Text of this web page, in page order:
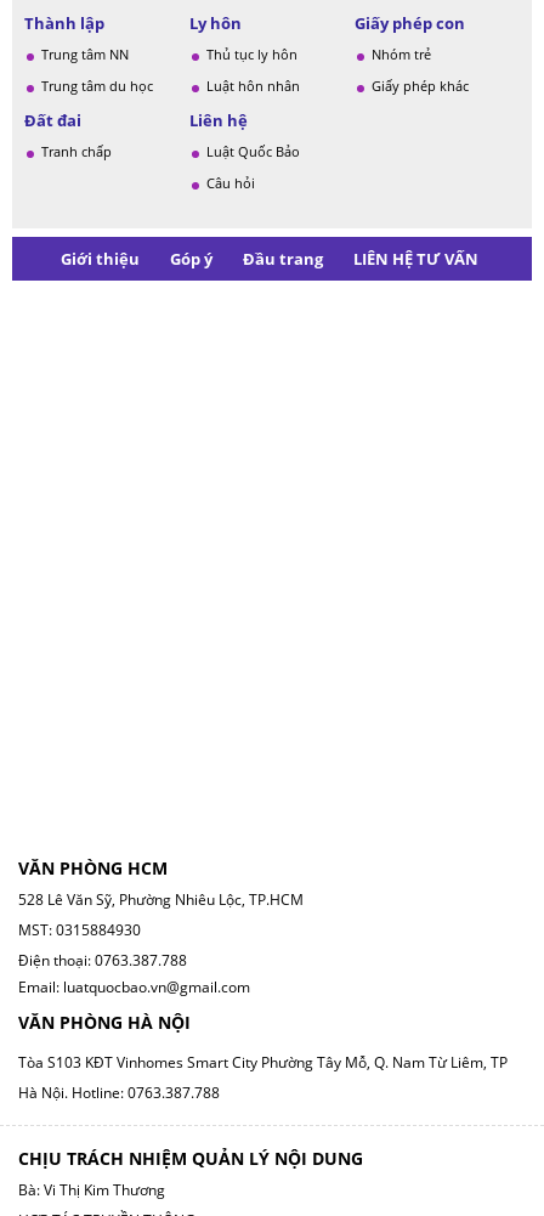
Thành lập
Trung tâm NN
Trung tâm du học
Ly hôn
Thủ tục ly hôn
Luật hôn nhân
Giấy phép con
Nhóm trẻ
Giấy phép khác
Đất đai
Tranh chấp
Liên hệ
Luật Quốc Bảo
Câu hỏi
Giới thiệu Góp ý Đầu trang LIÊN HỆ TƯ VẤN
VĂN PHÒNG HCM
528 Lê Văn Sỹ, Phường Nhiêu Lộc, TP.HCM
MST: 0315884930
Điện thoại: 0763.387.788
Email: luatquocbao.vn@gmail.com
VĂN PHÒNG HÀ NỘI
Tòa S103 KĐT Vinhomes Smart City Phường Tây Mỗ, Q. Nam Từ Liêm, TP
Hà Nội. Hotline: 0763.387.788
CHỊU TRÁCH NHIỆM QUẢN LÝ NỘI DUNG
Bà: Vi Thị Kim Thương